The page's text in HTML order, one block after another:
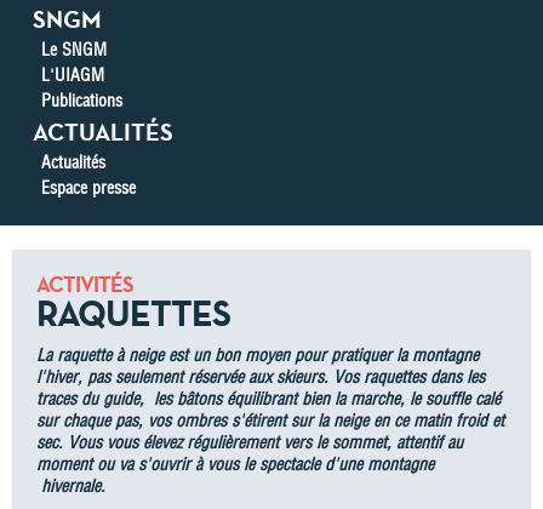
SNGM
Le SNGM
L'UIAGM
Publications
ACTUALITÉS
Actualités
Espace presse
ACTIVITÉS
RAQUETTES
La raquette à neige est un bon moyen pour pratiquer la montagne
l'hiver, pas seulement réservée aux skieurs. Vos raquettes dans les
traces du guide, les bâtons équilibrant bien la marche, le souffle calé
sur chaque pas, vos ombres s'étirent sur la neige en ce matin froid et
sec. Vous vous élevez régulièrement vers le sommet, attentif au
moment ou va s'ouvrir à vous le spectacle d'une montagne
hivernale.